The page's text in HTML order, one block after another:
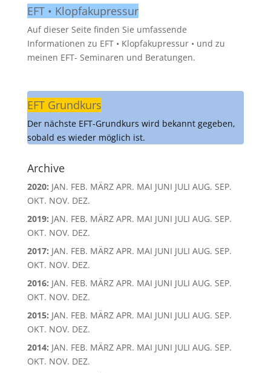
EFT • Klopfakupressur
Auf dieser Seite finden Sie umfassende
Informationen zu EFT • Klopfakupressur • und zu
meinen EFT- Seminaren und Beratungen.
EFT Grundkurs
Der nächste EFT-Grundkurs wird bekannt gegeben,
sobald es wieder möglich ist.
Archive
2020: JAN. FEB. MÄRZ APR. MAI JUNI JULI AUG. SEP.
OKT. NOV. DEZ.
2019: JAN. FEB. MÄRZ APR. MAI JUNI JULI AUG. SEP.
OKT. NOV. DEZ.
2017: JAN. FEB. MÄRZ APR. MAI JUNI JULI AUG. SEP.
OKT. NOV. DEZ.
2016: JAN. FEB. MÄRZ APR. MAI JUNI JULI AUG. SEP.
OKT. NOV. DEZ.
2015: JAN. FEB. MÄRZ APR. MAI JUNI JULI AUG. SEP.
OKT. NOV. DEZ.
2014: JAN. FEB. MÄRZ APR. MAI JUNI JULI AUG. SEP.
OKT. NOV. DEZ.